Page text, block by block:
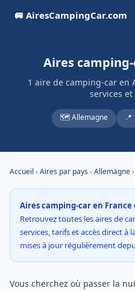
🚐 AiresCampingCar.com
Aires
1 aire de camping-car
services
🗺️ Allemagne 📍
Accueil › Aires par pays› Allemagne
Aires camping-car en
Retrouvez toutes les aires de
services, tarifs et accès direct à
mises à jour régulièrement
Vous cherchez où passer la